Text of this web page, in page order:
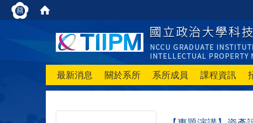
最新消息 關於系所 系所成員 課程資訊